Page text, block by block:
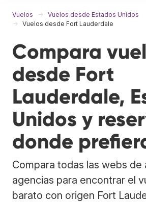
Vuelos
Vuelos desde Estados Unidos
Vuelos desde Fort Lauderdale
Compara
desde Fort
Lauderdale,
Unidos y
donde
Compara todas las webs de
agencias para encontrar el
barato con origen Fort